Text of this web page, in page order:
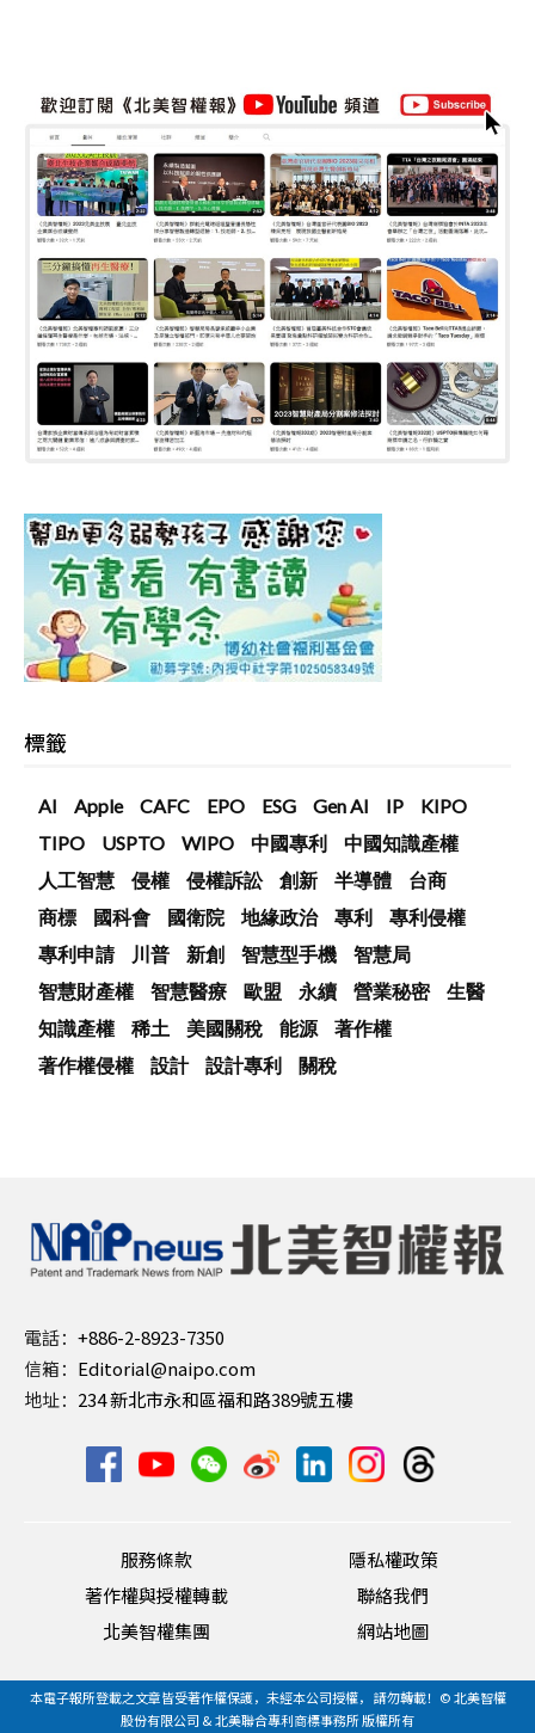
標籤
AI Apple CAFC EPO ESG Gen AI IP
KIPO
TIPO
USPTO WIPO 中國專利
中國知識產權
人工智慧
侵權 侵權訴訟 創新 半導體
台商
商標
國科會 國衛院 地緣政治 專利
專利侵權
專利申請
川普 新創 智慧型手機
智慧局
智慧財產權
智慧醫療 歐盟 永續 營業秘密
生醫
知識產權
稀土 美國關稅 能源
著作權
著作權侵權
設計 設計專利 關稅
電話： +886-2-8923-7350
信箱： Editorial@naipo.com
地址： 234 新北市永和區福和路389號五樓
服務條款
隱私權政策
著作權與授權轉載
聯絡我們
北美智權集團
網站地圖
本電子報所登載之文章皆受著作權保護，未經本公司授權， 請勿轉載！© 北美智權
股份有限公司 & 北美聯合專利商標事務所 版權所有